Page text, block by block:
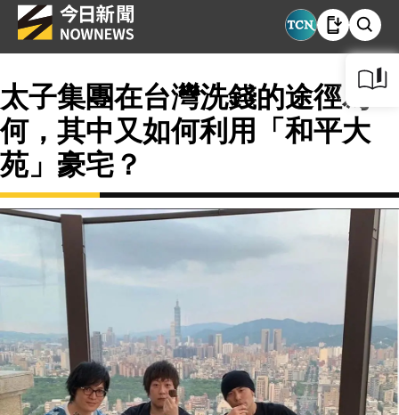
太子集團在台灣洗錢的途徑為
何，其中又如何利用「和平大
苑」豪宅？